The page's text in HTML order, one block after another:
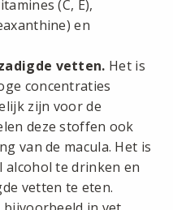
(C, E),
en
vetten. Het is
concentraties
zijn voor de
deze stoffen ook
van de macula. Het is
alcohol te drinken en
vetten te eten.